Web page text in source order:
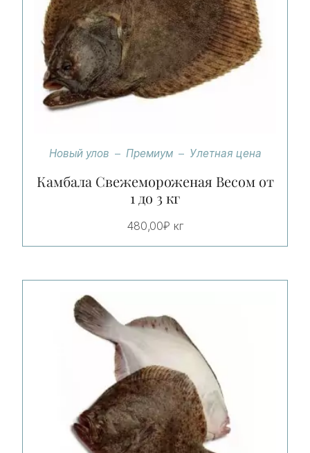
Новый улов Премиум Улетная цена
Камбала Свежемороженая Весом от
1 до 3 кг
480,00₽ кг